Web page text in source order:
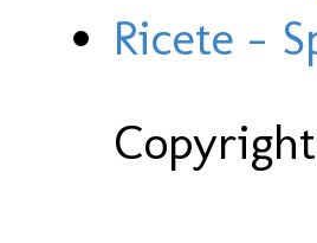
Ricete -